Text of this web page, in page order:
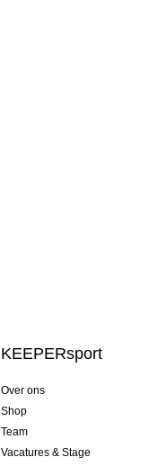
KEEPERsport
Over ons
Shop
Team
Vacatures & Stage